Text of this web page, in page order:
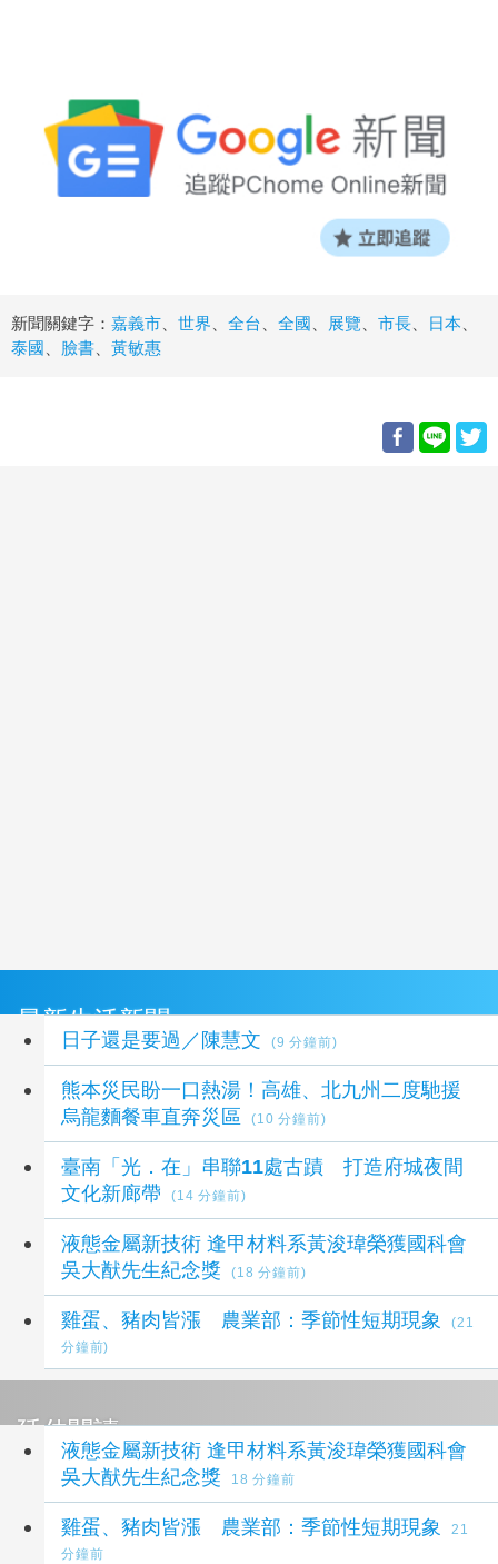
新聞關鍵字： 嘉義市 世界 全台 全國 展覽 市長 日本
泰國
臉書 黃敏惠
最新生活新聞
日子還是要過／陳慧文 (9 分鐘前)
熊本災民盼一口熱湯！高雄、北九州二度馳援
烏龍麵餐車直奔災區
(10 分鐘前)
臺南「光．在」串聯11處古蹟 打造府城夜間
文化新廊帶
(14 分鐘前)
液態金屬新技術 逢甲材料系黃浚瑋榮獲國科會
吳大猷先生紀念獎
(18 分鐘前)
雞蛋、豬肉皆漲 農業部：季節性短期現象
(21
分鐘前)
延伸閱讀
液態金屬新技術 逢甲材料系黃浚瑋榮獲國科會
吳大猷先生紀念獎
18 分鐘前
雞蛋、豬肉皆漲 農業部：季節性短期現象
21
分鐘前